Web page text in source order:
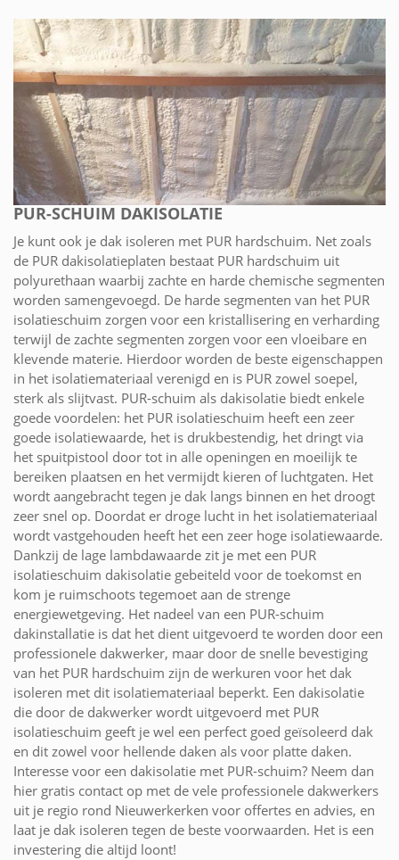
PUR-SCHUIM DAKISOLATIE
Je kunt ook je dak isoleren met PUR hardschuim. Net zoals
de PUR dakisolatieplaten bestaat PUR hardschuim uit
polyurethaan waarbij zachte en harde chemische segmenten
worden samengevoegd. De harde segmenten van het PUR
isolatieschuim zorgen voor een kristallisering en verharding
terwijl de zachte segmenten zorgen voor een vloeibare en
klevende materie. Hierdoor worden de beste eigenschappen
in het isolatiemateriaal verenigd en is PUR zowel soepel,
sterk als slijtvast. PUR-schuim als dakisolatie biedt enkele
goede voordelen: het PUR isolatieschuim heeft een zeer
goede isolatiewaarde, het is drukbestendig, het dringt via
het spuitpistool door tot in alle openingen en moeilijk te
bereiken plaatsen en het vermijdt kieren of luchtgaten. Het
wordt aangebracht tegen je dak langs binnen en het droogt
zeer snel op. Doordat er droge lucht in het isolatiemateriaal
wordt vastgehouden heeft het een zeer hoge isolatiewaarde.
Dankzij de lage lambdawaarde zit je met een PUR
isolatieschuim dakisolatie gebeiteld voor de toekomst en
kom je ruimschoots tegemoet aan de strenge
energiewetgeving. Het nadeel van een PUR-schuim
dakinstallatie is dat het dient uitgevoerd te worden door een
professionele dakwerker, maar door de snelle bevestiging
van het PUR hardschuim zijn de werkuren voor het dak
isoleren met dit isolatiemateriaal beperkt. Een dakisolatie
die door de dakwerker wordt uitgevoerd met PUR
isolatieschuim geeft je wel een perfect goed geïsoleerd dak
en dit zowel voor hellende daken als voor platte daken.
Interesse voor een dakisolatie met PUR-schuim? Neem dan
hier gratis contact op met de vele professionele dakwerkers
uit je regio rond Nieuwerkerken voor offertes en advies, en
laat je dak isoleren tegen de beste voorwaarden. Het is een
investering die altijd loont!